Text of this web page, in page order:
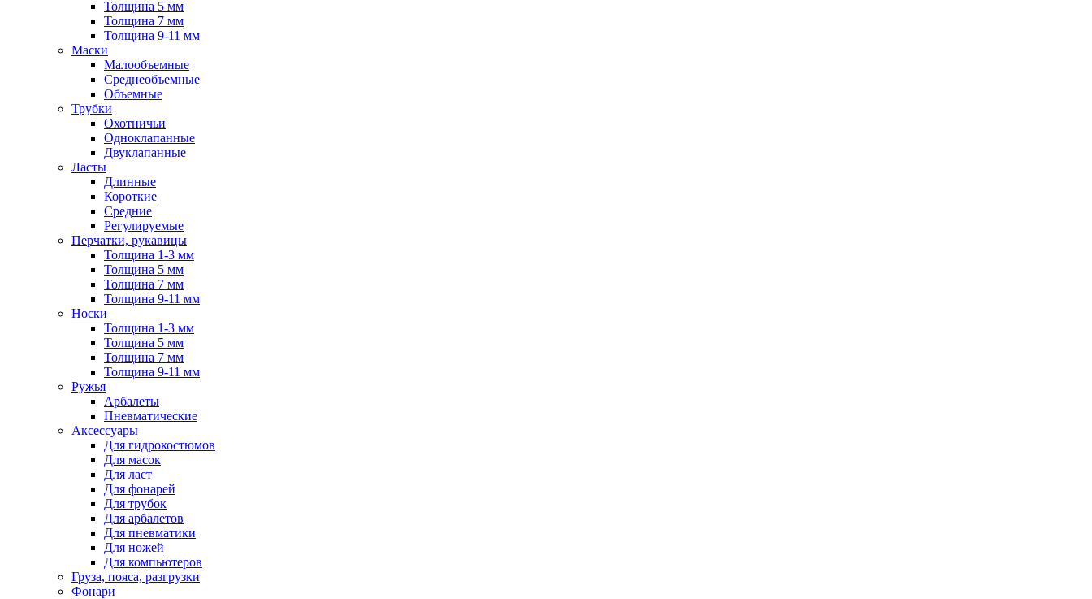
Толщина 5 мм
Толщина 7 мм
Толщина 9-11 мм
Маски
Малообъемные
Среднеобъемные
Объемные
Трубки
Охотничьи
Одноклапанные
Двуклапанные
Ласты
Длинные
Короткие
Средние
Регулируемые
Перчатки, рукавицы
Толщина 1-3 мм
Толщина 5 мм
Толщина 7 мм
Толщина 9-11 мм
Носки
Толщина 1-3 мм
Толщина 5 мм
Толщина 7 мм
Толщина 9-11 мм
Ружья
Арбалеты
Пневматические
Аксессуары
Для гидрокостюмов
Для масок
Для ласт
Для фонарей
Для трубок
Для арбалетов
Для пневматики
Для ножей
Для компьютеров
Груза, пояса, разгрузки
Фонари